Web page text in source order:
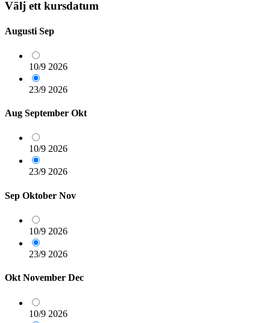
Välj ett kursdatum
Augusti Sep
10/9 2026
23/9 2026
Aug September Okt
10/9 2026
23/9 2026
Sep Oktober Nov
10/9 2026
23/9 2026
Okt November Dec
10/9 2026